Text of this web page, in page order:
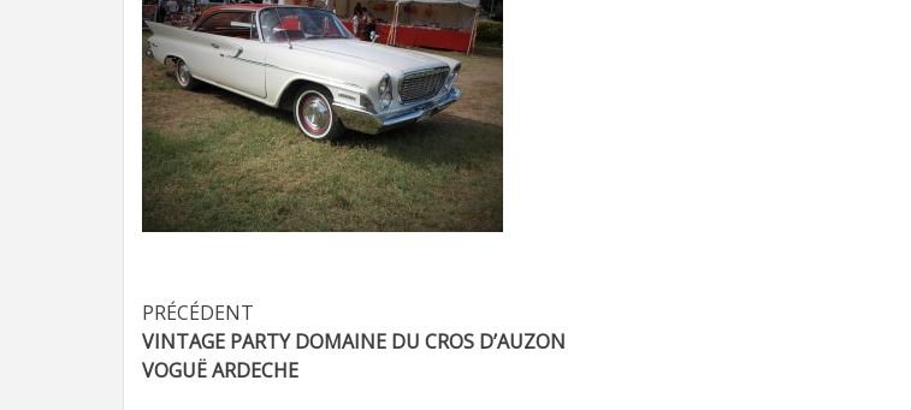
Navigation
d’article
PRÉCÉDENT
VINTAGE PARTY DOMAINE DU CROS D’AUZON
VOGUË ARDECHE